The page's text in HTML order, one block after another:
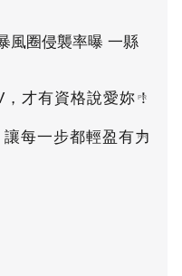
風圈侵襲率曝 一縣
才有資格說愛妳！
PR
每一步都輕盈有力
PR